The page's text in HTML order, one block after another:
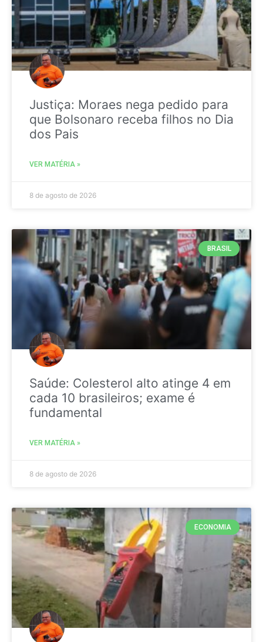
Justiça: Moraes nega pedido para
que Bolsonaro receba filhos no Dia
dos Pais
VER MATÉRIA »
8 de agosto de 2026
BRASIL
Saúde: Colesterol alto atinge 4 em
cada 10 brasileiros; exame é
fundamental
VER MATÉRIA »
8 de agosto de 2026
ECONOMIA